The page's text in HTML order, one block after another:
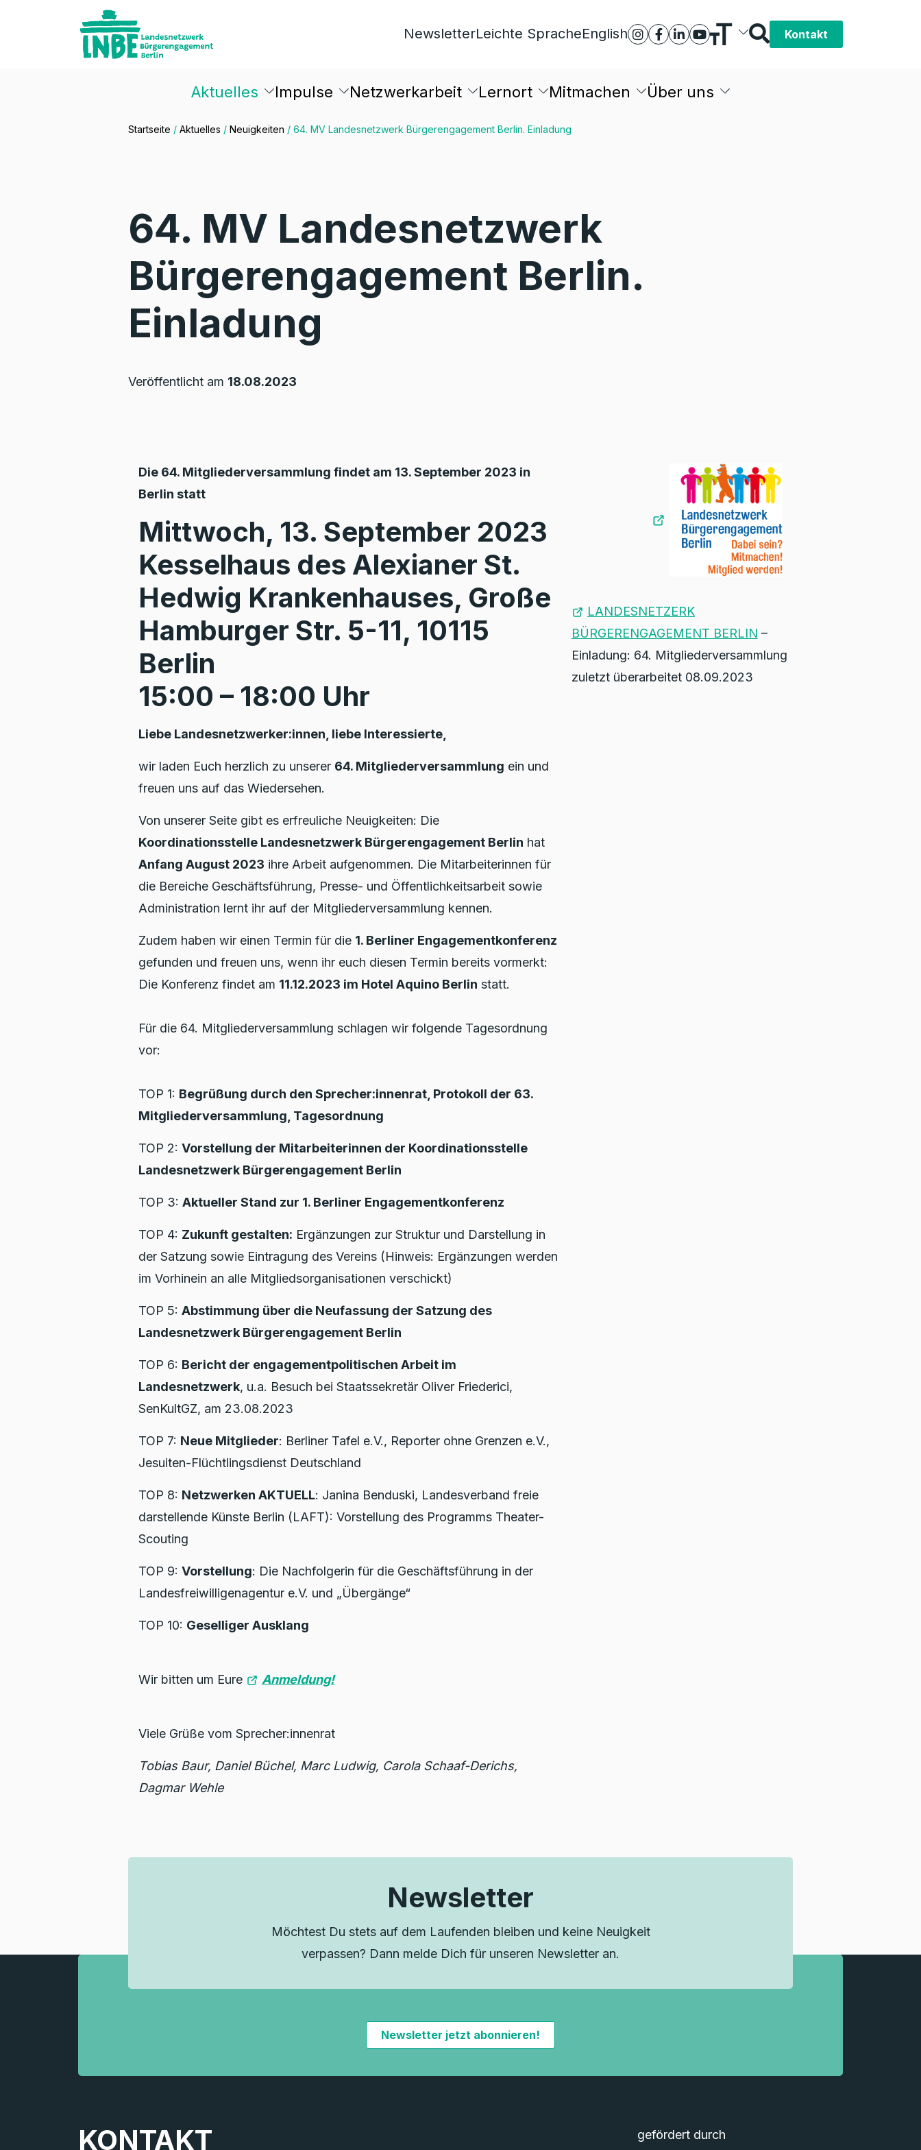
NewsletterLeichte SpracheEnglish Kontakt
Aktuelles Impulse Netzwerkarbeit Lernort Mitmachen Über uns
Startseite / Aktuelles / Neuigkeiten / 64. MV Landesnetzwerk Bürgerengagement Berlin. Einladung
64. MV Landesnetzwerk
Bürgerengagement Berlin.
Einladung
Veröffentlicht am 18.08.2023
Die 64. Mitgliederversammlung findet am 13. September 2023 in
Berlin statt
Mittwoch, 13. September 2023
Kesselhaus des Alexianer St.
Hedwig Krankenhauses, Große
Hamburger Str. 5-11, 10115
Berlin
15:00 – 18:00 Uhr
Liebe Landesnetzwerker:innen, liebe Interessierte,
wir laden Euch herzlich zu unserer 64. Mitgliederversammlung ein und
freuen uns auf das Wiedersehen.
Von unserer Seite gibt es erfreuliche Neuigkeiten: Die
Koordinationsstelle Landesnetzwerk Bürgerengagement Berlin hat
Anfang August 2023 ihre Arbeit aufgenommen. Die Mitarbeiterinnen für
die Bereiche Geschäftsführung, Presse- und Öffentlichkeitsarbeit sowie
Administration lernt ihr auf der Mitgliederversammlung kennen.
Zudem haben wir einen Termin für die 1. Berliner Engagementkonferenz
gefunden und freuen uns, wenn ihr euch diesen Termin bereits vormerkt:
Die Konferenz findet am 11.12.2023 im Hotel Aquino Berlin statt.
Für die 64. Mitgliederversammlung schlagen wir folgende Tagesordnung
vor:
TOP 1: Begrüßung durch den Sprecher:innenrat, Protokoll der 63.
Mitgliederversammlung, Tagesordnung
TOP 2: Vorstellung der Mitarbeiterinnen der Koordinationsstelle
Landesnetzwerk Bürgerengagement Berlin
TOP 3: Aktueller Stand zur 1. Berliner Engagementkonferenz
TOP 4: Zukunft gestalten: Ergänzungen zur Struktur und Darstellung in
der Satzung sowie Eintragung des Vereins (Hinweis: Ergänzungen werden
im Vorhinein an alle Mitgliedsorganisationen verschickt)
TOP 5: Abstimmung über die Neufassung der Satzung des
Landesnetzwerk Bürgerengagement Berlin
TOP 6: Bericht der engagementpolitischen Arbeit im
Landesnetzwerk, u.a. Besuch bei Staatssekretär Oliver Friederici,
SenKultGZ, am 23.08.2023
TOP 7: Neue Mitglieder: Berliner Tafel e.V., Reporter ohne Grenzen e.V.,
Jesuiten-Flüchtlingsdienst Deutschland
TOP 8: Netzwerken AKTUELL: Janina Benduski, Landesverband freie
darstellende Künste Berlin (LAFT): Vorstellung des Programms Theater-
Scouting
TOP 9: Vorstellung: Die Nachfolgerin für die Geschäftsführung in der
Landesfreiwilligenagentur e.V. und „Übergänge“
TOP 10: Geselliger Ausklang
Wir bitten um Eure Anmeldung!
Viele Grüße vom Sprecher:innenrat
Tobias Baur, Daniel Büchel, Marc Ludwig, Carola Schaaf-Derichs,
Dagmar Wehle
LANDESNETZERK
BÜRGERENGAGEMENT BERLIN –
Einladung: 64. Mitgliederversammlung
zuletzt überarbeitet 08.09.2023
Newsletter
Möchtest Du stets auf dem Laufenden bleiben und keine Neuigkeit
verpassen? Dann melde Dich für unseren Newsletter an.
Newsletter jetzt abonnieren!
KONTAKT gefördert durch